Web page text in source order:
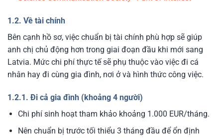
1.2. Về tài chính
Bên cạnh hồ sơ, việc chuẩn bị tài chính phù hợp sẽ giúp
anh chị chủ động hơn trong giai đoạn đầu khi mới sang
Latvia. Mức chi phí thực tế sẽ phụ thuộc vào việc đi cá
nhân hay đi cùng gia đình, nơi ở và hình thức công việc.
1.2.1. Đi cả gia đình (khoảng 4 người)
Chi phí sinh hoạt tham khảo khoảng 1.000 EUR/tháng.
Nên chuẩn bị trước tối thiểu 3 tháng đầu để ổn định